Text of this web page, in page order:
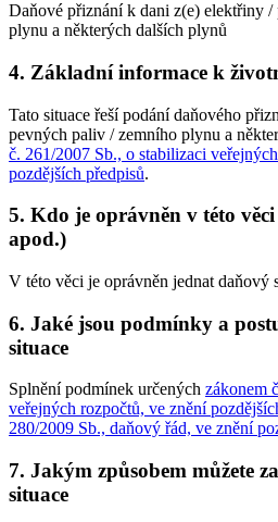
Daňové přiznání k dani z(e) elektřiny
plynu a některých dalších plynů
4. Základní informace k
Tato situace řeší podání daňového
pevných paliv / zemního plynu a
č. 261/2007 Sb., o stabilizaci
pozdějších předpisů.
5. Kdo je oprávněn v této
apod.)
V této věci je oprávněn jednat daňový
6. Jaké jsou podmínky a
situace
Splnění podmínek určených zákonem
veřejných rozpočtů, ve znění
280/2009 Sb., daňový řád, ve znění
7. Jakým způsobem můžete
situace